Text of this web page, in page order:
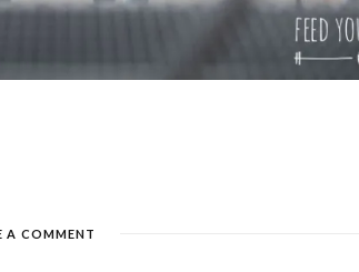
A COMMENT